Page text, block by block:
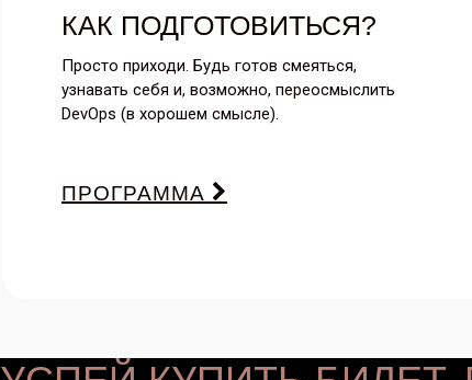
КАК ПОДГОТОВИТЬСЯ?
Просто приходи. Будь готов смеяться,
узнавать себя и, возможно, переосмыслить
DevOps (в хорошем смысле).
ПРОГРАММА